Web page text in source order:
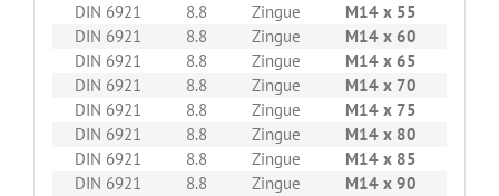
DIN 6921
8.8 Zingue M14 x 55
DIN 6921
8.8 Zingue M14 x 60
DIN 6921
8.8 Zingue M14 x 65
DIN 6921
8.8 Zingue M14 x 70
DIN 6921
8.8 Zingue M14 x 75
DIN 6921
8.8 Zingue M14 x 80
DIN 6921
8.8 Zingue M14 x 85
DIN 6921
8.8 Zingue M14 x 90